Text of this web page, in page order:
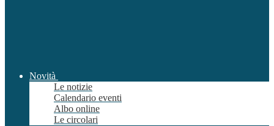
Novità
Le notizie
Calendario eventi
Albo online
Le circolari